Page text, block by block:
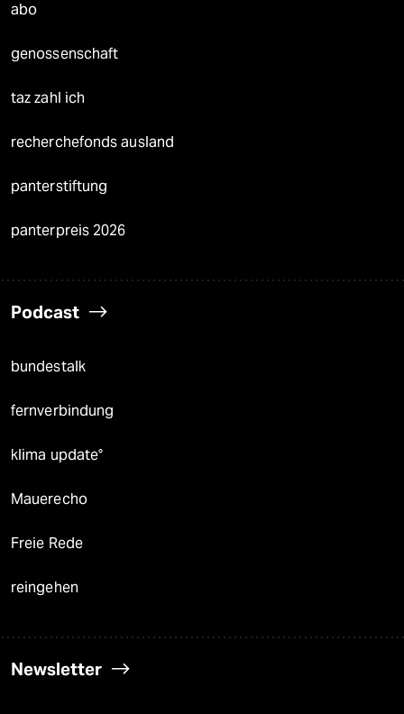
abo
genossenschaft
taz zahl ich
recherchefonds ausland
panterstiftung
panterpreis 2026
Podcast
bundestalk
fernverbindung
klima update°
Mauerecho
Freie Rede
reingehen
Newsletter